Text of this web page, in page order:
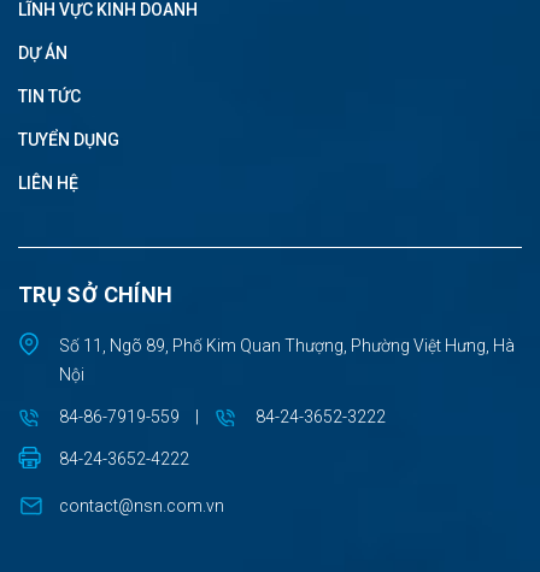
LĨNH VỰC KINH DOANH
DỰ ÁN
TIN TỨC
TUYỂN DỤNG
LIÊN HỆ
TRỤ SỞ CHÍNH
Số 11, Ngõ 89, Phố Kim Quan Thượng, Phường Việt Hưng, Hà
Nội
84-86-7919-559 84-24-3652-3222
84-24-3652-4222
contact@nsn.com.vn